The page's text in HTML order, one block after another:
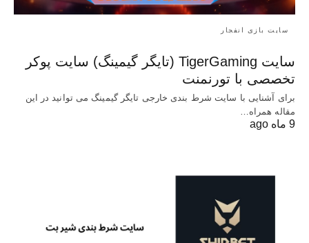
سایت بازی انفجار
سایت TigerGaming (تایگر گیمینگ) سایت پوکر
تخصصی با تورنمنت
برای آشنایی با سایت شرط بندی خارجی تایگر گیمینگ می توانید در این
مقاله همراه…
9 ماه ago